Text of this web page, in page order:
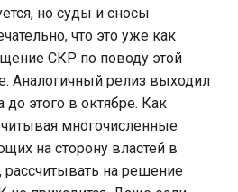
но суды и сносы
что это уже как
СКР по поводу этой
Аналогичный релиз выходил
до этого в октябре. Как
многочисленные
на сторону властей в
на решение